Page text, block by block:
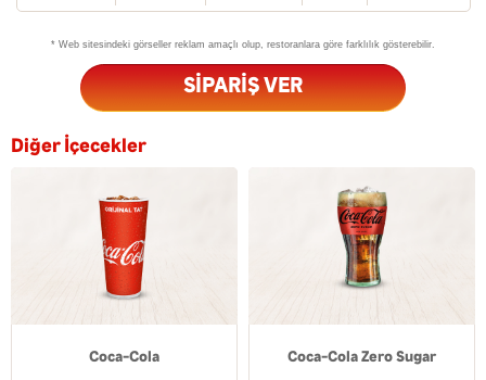
* Web sitesindeki görseller reklam amaçlı olup, restoranlara göre farklılık gösterebilir.
SİPARİŞ VER
Diğer İçecekler
Coca-Cola Coca-Cola Zero Sugar